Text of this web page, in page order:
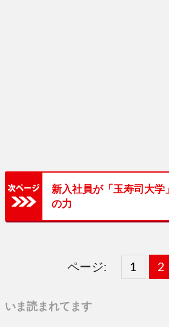
新入社員が「玉寿司大学
の力
ページ:
固
1 ,
固
2
いま読まれてます